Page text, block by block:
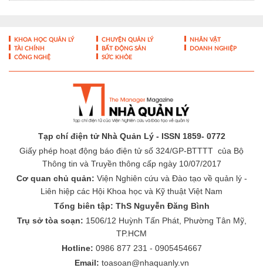
44 năm nâng tầm thể thao Việt
Nam
KHOA HỌC QUẢN LÝ CHUYỆN QUẢN LÝ
NHÂN VẬT
CÔNG NGHỆ
SỨC KHỎE
Tạp chí điện tử Nhà Quản Lý - ISSN 1859- 0772
Giấy phép hoạt động báo điện tử số 324/GP-BTTTT của Bộ
Thông tin và Truyền thông cấp ngày 10/07/2017
Cơ quan chủ quản:Viện Nghiên cứu và Đào tạo về quản lý -